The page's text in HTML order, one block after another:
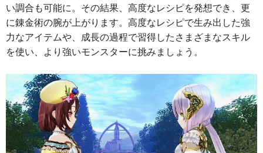
い調合も可能に。その結果、高度なレシピを発想でき、更
に錬金術の腕が上がります。高度なレシピで生み出した強
力なアイテムや、成長の過程で習得したさまざまなスキル
を使い、より強いモンスターに挑みましょう。